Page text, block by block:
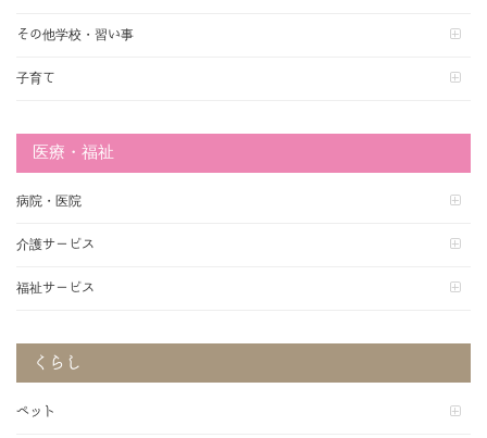
その他学校・習い事
子育て
医療・福祉
病院・医院
介護サービス
福祉サービス
くらし
ペット